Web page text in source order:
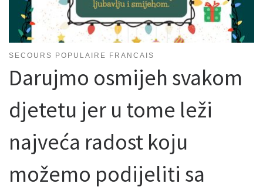
SECOURS POPULAIRE FRANCAIS
Darujmo osmijeh svakom
djetetu jer u tome leži
najveća radost koju
možemo podijeliti sa